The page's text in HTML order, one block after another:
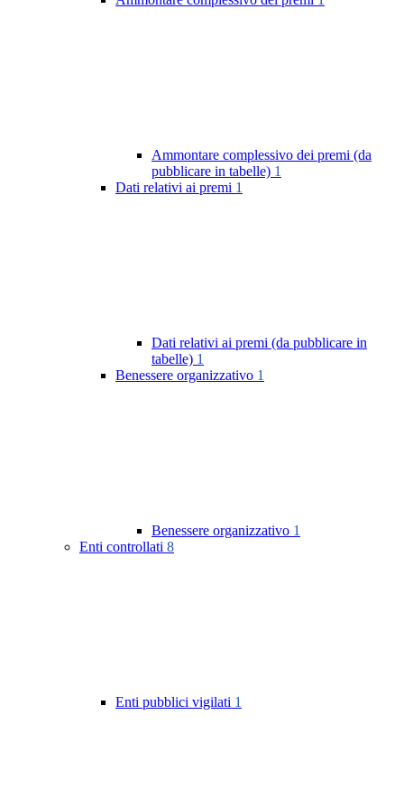
Ammontare complessivo dei premi (da
pubblicare in tabelle) 1
Dati relativi ai premi 1
Dati relativi ai premi (da pubblicare in
tabelle) 1
Benessere organizzativo 1
Benessere organizzativo 1
Enti controllati 8
Enti pubblici vigilati 1